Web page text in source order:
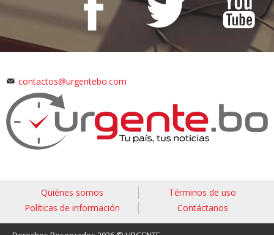
contactos@urgentebo.com
Quiénes somos
Términos de uso
Políticas de información
Contáctanos